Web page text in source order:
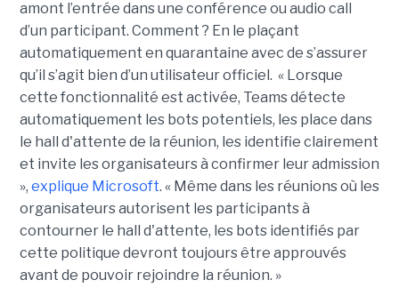
amont l’entrée dans une conférence ou audio call
d’un participant. Comment ? En le plaçant
automatiquement en quarantaine avec de s’assurer
qu’il s’agit bien d’un utilisateur officiel. « Lorsque
cette fonctionnalité est activée, Teams détecte
automatiquement les bots potentiels, les place dans
le hall d'attente de la réunion, les identifie clairement
et invite les organisateurs à confirmer leur admission
», explique Microsoft. « Même dans les réunions où les
organisateurs autorisent les participants à
contourner le hall d'attente, les bots identifiés par
cette politique devront toujours être approuvés
avant de pouvoir rejoindre la réunion. »